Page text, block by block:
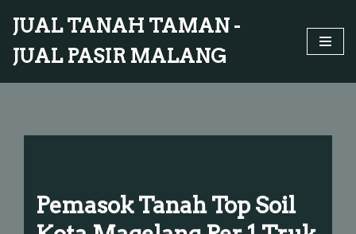
ke
konten
JUAL TANAH TAMAN -
JUAL PASIR MALANG
Pemasok Tanah Top Soil